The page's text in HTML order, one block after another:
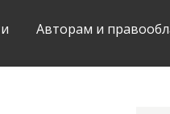
Авторам и